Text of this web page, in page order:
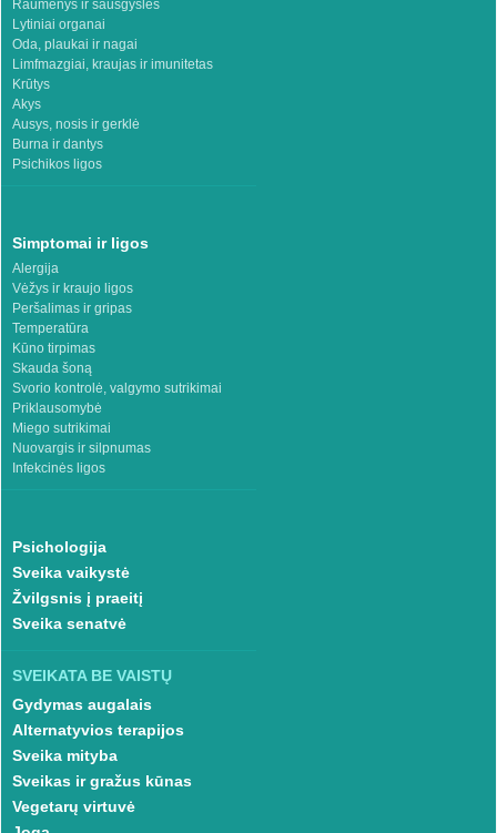
Raumenys ir sausgyslės
Lytiniai organai
Oda, plaukai ir nagai
Limfmazgiai, kraujas ir imunitetas
Krūtys
Akys
Ausys, nosis ir gerklė
Burna ir dantys
Psichikos ligos
Simptomai ir ligos
Alergija
Vėžys ir kraujo ligos
Peršalimas ir gripas
Temperatūra
Kūno tirpimas
Skauda šoną
Svorio kontrolė, valgymo sutrikimai
Priklausomybė
Miego sutrikimai
Nuovargis ir silpnumas
Infekcinės ligos
Psichologija
Sveika vaikystė
Žvilgsnis į praeitį
Sveika senatvė
SVEIKATA BE VAISTŲ
Gydymas augalais
Alternatyvios terapijos
Sveika mityba
Sveikas ir gražus kūnas
Vegetarų virtuvė